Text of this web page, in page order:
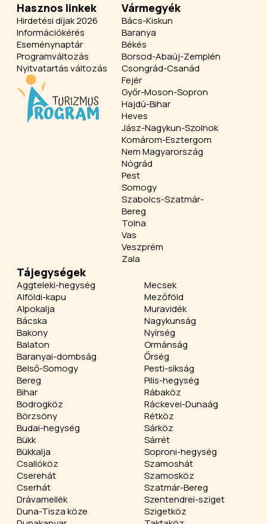
Hasznos linkek
Hirdetési díjak 2026
Információkérés
Eseménynaptár
Programváltozás
Nyitvatartás változás
Vármegyék
Bács-Kiskun
Baranya
Békés
Borsod-Abaúj-Zemplén
Csongrád-Csanád
Fejér
Győr-Moson-Sopron
Hajdú-Bihar
Heves
Jász-Nagykun-Szolnok
Komárom-Esztergom
Nem Magyarország
Nógrád
Pest
Somogy
Szabolcs-Szatmár-
Bereg
Tolna
Vas
Veszprém
Zala
Tájegységek
Aggteleki-hegység
Alföldi-kapu
Alpokalja
Bácska
Bakony
Balaton
Baranyai-dombság
Belső-Somogy
Bereg
Bihar
Bodrogköz
Börzsöny
Budai-hegység
Bükk
Bükkalja
Csallóköz
Cserehát
Cserhát
Drávamellék
Duna-Tisza köze
Mecsek
Mezőföld
Muravidék
Nagykunság
Nyírség
Ormánság
Őrség
Pesti-síkság
Pilis-hegység
Rábaköz
Ráckevei-Dunaág
Rétköz
Sárköz
Sárrét
Soproni-hegység
Szamoshát
Szamosköz
Szatmár-Bereg
Szentendrei-sziget
Szigetköz